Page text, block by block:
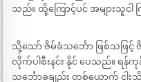
သည်။ ထို့ကြောင့်ပင် အများသူ
သို့သော် ဇိမ်ခံသင်္ဘော ဖြစ်သဖြ
လိုက်ပါစီးနင်း နိုင် ပေသည်။ ရန်
သင်္ဘောခချည်း တစ်ယောက် ငါ